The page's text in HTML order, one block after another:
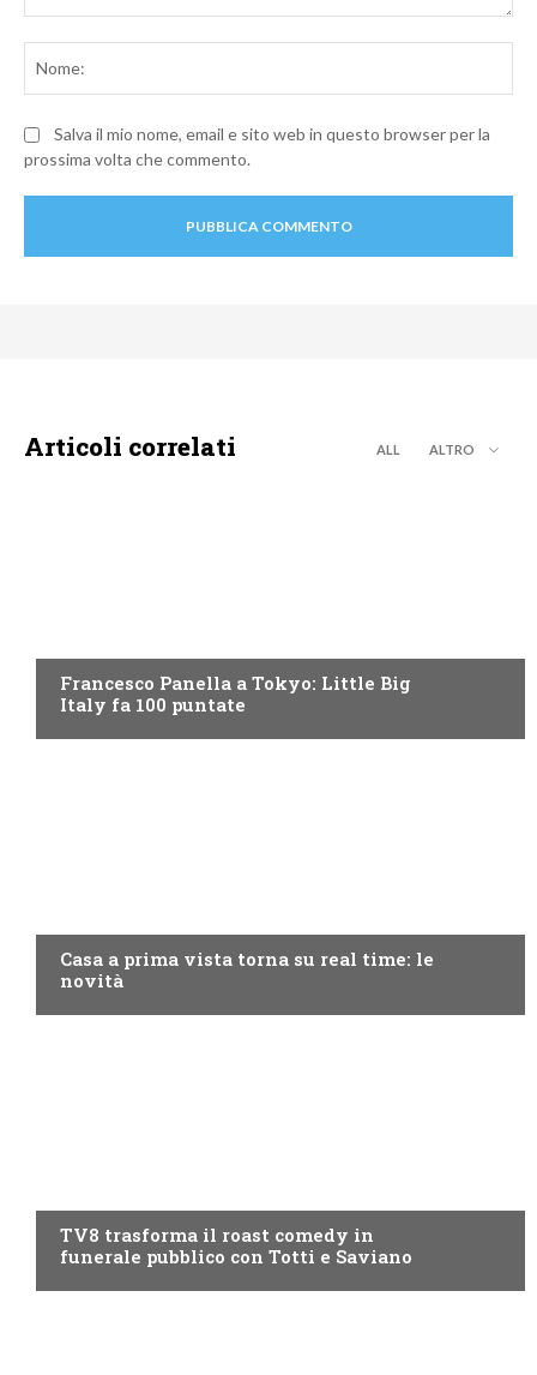
Salva il mio nome, email e sito web in questo browser per la
prossima volta che commento.
Articoli correlati ALL ALTRO
Francesco Panella a Tokyo: Little Big
Italy fa 100 puntate
Casa a prima vista torna su real time: le
novità
TV8 trasforma il roast comedy in
funerale pubblico con Totti e Saviano